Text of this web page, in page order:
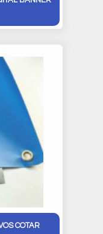
COTAR